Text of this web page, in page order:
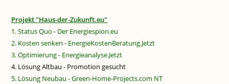
Projekt "Haus-der-Zukunft.eu"
1. Status Quo - Der Energiespion.eu
2. Kosten senken - EnergieKostenBeratung.Jetzt
3. Optimierung - Energieanalyse.Jetzt
4. Lösung Altbau - Promotion gesucht
5. Lösung Neubau - Green-Home-Projects.com NT